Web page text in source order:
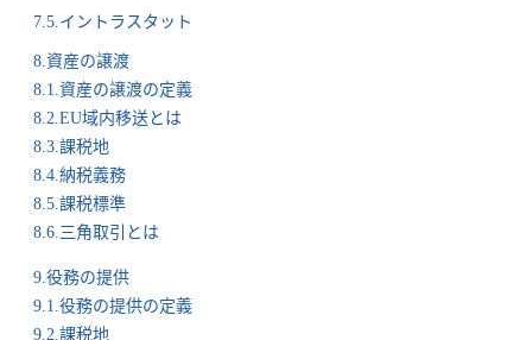
7.5.イントラスタット
8.資産の譲渡
8.1.資産の譲渡の定義
8.2.EU域内移送とは
8.3.課税地
8.4.納税義務
8.5.課税標準
8.6.三角取引とは
9.役務の提供
9.1.役務の提供の定義
9.2.課税地